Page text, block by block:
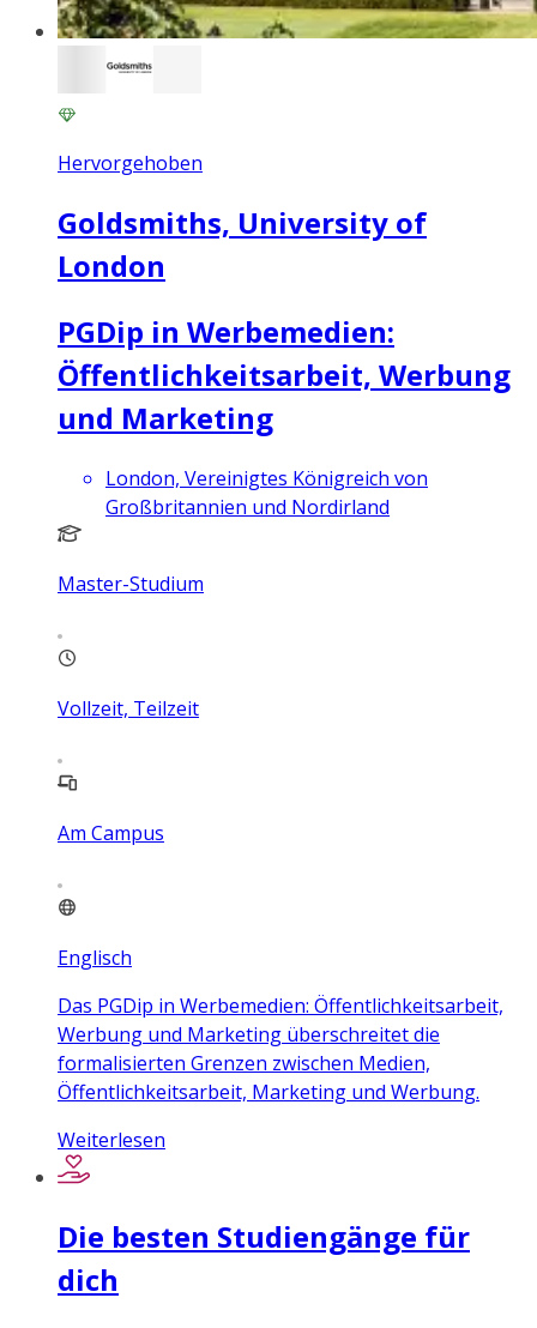
Hervorgehoben
Goldsmiths, University of
London
PGDip in Werbemedien:
Öffentlichkeitsarbeit, Werbung
und Marketing
London, Vereinigtes Königreich von
Großbritannien und Nordirland
Master-Studium
Vollzeit, Teilzeit
Am Campus
Englisch
Das PGDip in Werbemedien: Öffentlichkeitsarbeit,
Werbung und Marketing überschreitet die
formalisierten Grenzen zwischen Medien,
Öffentlichkeitsarbeit, Marketing und Werbung.
Weiterlesen
Die besten Studiengänge für
dich